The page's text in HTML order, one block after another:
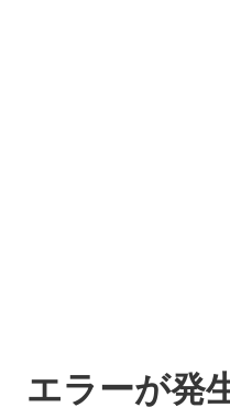
エラーが発